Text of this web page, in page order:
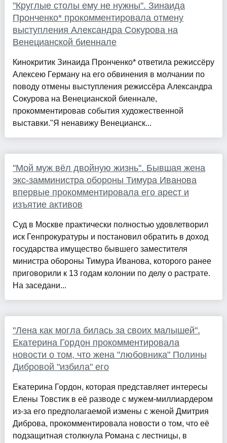
"Круглые столы ему не нужны". Зинаида
Пронченко* прокомментировала отмену
выступления Александра Сокурова на
Венецианской биеннале
Кинокритик Зинаида Пронченко* ответила режиссёру
Алексею Герману на его обвинения в молчании по
поводу отмены выступления режиссёра Александра
Сокурова на Венецианской биеннале,
прокомментировав события художественной
выставки."Я ненавижу Венецианск...
"Мой муж вёл двойную жизнь". Бывшая жена
экс-замминистра обороны Тимура Иванова
впервые прокомментировала его арест и
изъятие активов
Суд в Москве практически полностью удовлетворил
иск Генпрокуратуры и постановил обратить в доход
государства имущество бывшего заместителя
министра обороны Тимура Иванова, которого ранее
приговорили к 13 годам колонии по делу о растрате.
На заседани...
"Лена как могла билась за своих малышей".
Екатерина Гордон прокомментировала
новости о том, что жена "любовника" Полины
Дибровой "избила" его
Екатерина Гордон, которая представляет интересы
Елены Товстик в её разводе с мужем-миллиардером
из-за его предполагаемой измены с женой Дмитрия
Диброва, прокомментировала новости о том, что её
подзащитная столкнула Романа с лестницы, в